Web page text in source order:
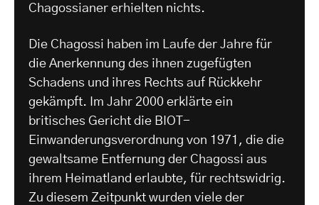
Chagossianer erhielten nichts.
Die Chagossi haben im Laufe der Jahre für
die Anerkennung des ihnen zugefügten
Schadens und ihres Rechts auf Rückkehr
gekämpft. Im Jahr 2000 erklärte ein
britisches Gericht die BIOT-
Einwanderungsverordnung von 1971, die die
gewaltsame Entfernung der Chagossi aus
ihrem Heimatland erlaubte, für rechtswidrig.
Zu diesem Zeitpunkt wurden viele der